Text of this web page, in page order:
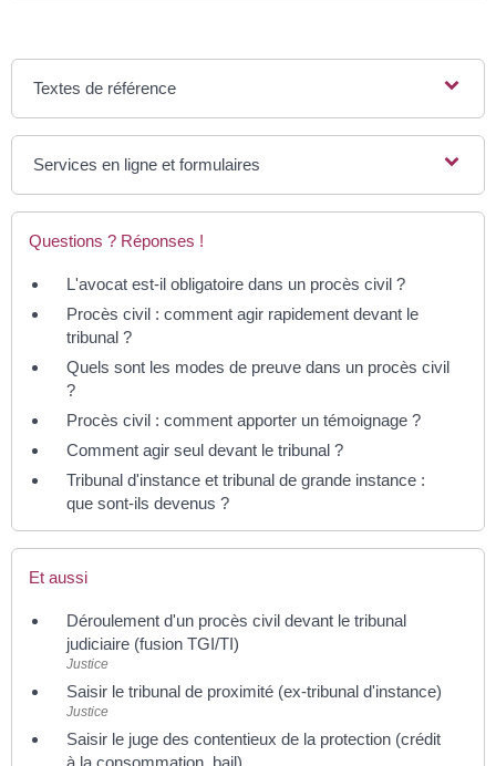
Textes de référence
Services en ligne et formulaires
Questions ? Réponses !
L'avocat est-il obligatoire dans un procès civil ?
Procès civil : comment agir rapidement devant le
tribunal ?
Quels sont les modes de preuve dans un procès civil
?
Procès civil : comment apporter un témoignage ?
Comment agir seul devant le tribunal ?
Tribunal d'instance et tribunal de grande instance :
que sont-ils devenus ?
Et aussi
Déroulement d'un procès civil devant le tribunal
judiciaire (fusion TGI/TI)
Justice
Saisir le tribunal de proximité (ex-tribunal d'instance)
Justice
Saisir le juge des contentieux de la protection (crédit